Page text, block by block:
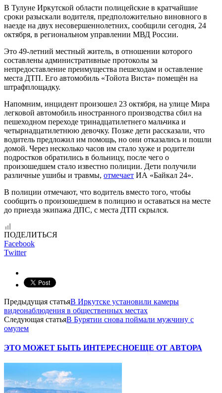
В Тулуне Иркутской области полицейские в кратчайшие
сроки разыскали водителя, предположительно виновного в
наезде на двух несовершеннолетних, сообщили сегодня, 24
октября, в региональном управлении МВД России.
Это 49-летний местный житель, в отношении которого
составлены административные протоколы за
непредоставление преимущества пешеходам и оставление
места ДТП. Его автомобиль «Тойота Виста» помещён на
штрафплощадку.
Напомним, инцидент произошел 23 октября, на улице Мира
легковой автомобиль иностранного производства сбил на
пешеходном переходе тринадцатилетнего мальчика и
четырнадцатилетнюю девочку. Позже дети рассказали, что
водитель предложил им помощь, но они отказались и пошли
домой. Через несколько часов им стало хуже и родители
подростков обратились в больницу, после чего о
произошедшем стало известно полиции. Дети получили
различные ушибы и травмы, отмечает ИА «Байкал 24».
В полиции отмечают, что водитель вместо того, чтобы
сообщить о произошедшем в полицию и оставаться на месте
до приезда экипажа ДПС, с места ДТП скрылся.
ПОДЕЛИТЬСЯ
Facebook
Twitter
Предыдущая статьяВ Иркутске установили камеры
видеонаблюдения в общественных местах‍
Следующая статьяВ Бурятии снова поймали мужчину с
омулем
ЭТО МОЖЕТ БЫТЬ ИНТЕРЕСНОЕЩЕ ОТ АВТОРА